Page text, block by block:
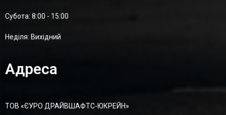
Суботa: 8:00 - 15:00
Неділя: Вихідний
Адреса
ТОВ «ЄУРО ДРАЙВШАФТC-ЮКРЕЙН»